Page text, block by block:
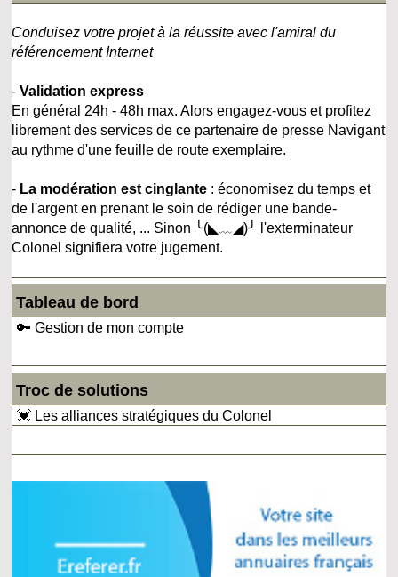
Conduisez votre projet à la réussite avec l'amiral du
référencement Internet
-Validation express
En général 24h - 48h max. Alors engagez-vous et profitez
librement des services de ce partenaire de presse Navigant
au rythme d'une feuille de route exemplaire.
- La modération est cinglante : économisez du temps et
de l'argent en prenant le soin de rédiger une bande-
annonce de qualité, ... Sinon ╰(◣﹏◢)╯ l'exterminateur
Colonel signifiera votre jugement.
Tableau de bord
🔑 Gestion de mon compte
Troc de solutions
💓 Les alliances stratégiques du Colonel